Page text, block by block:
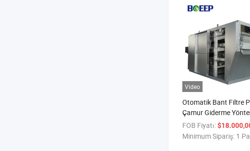
Video
Otomatik Bant Filtre
Çamur Giderme
Su Giderme Çözümleri
FOB Fiyatı:$18.000,00-
Minimum Sipariş: 1